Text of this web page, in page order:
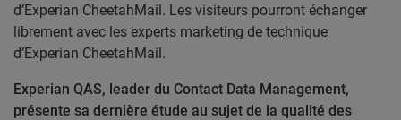
d’Experian CheetahMail. Les visiteurs pourront échanger
librement avec les experts marketing de technique
d’Experian CheetahMail.
Experian QAS, leader du Contact Data Management,
présente sa dernière étude au sujet de la qualité des